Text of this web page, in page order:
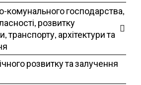
комунального господарства,
розвитку
транспорту, архітектури та
розвитку та залучення